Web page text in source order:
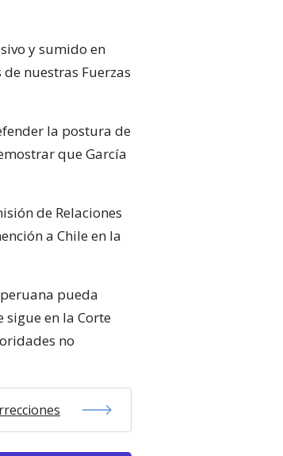
y sumido en
nuestras Fuerzas
la postura de
que García
de Relaciones
a Chile en la
pueda
en la Corte
no